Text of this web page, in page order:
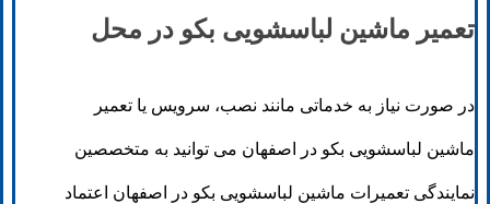
تعمیر ماشین لباسشویی بکو در محل
در صورت نیاز به خدماتی مانند نصب، سرویس یا تعمیر
ماشین لباسشویی بکو در اصفهان می توانید به متخصصین
نمایندگی تعمیرات ماشین لباسشویی بکو در اصفهان اعتماد